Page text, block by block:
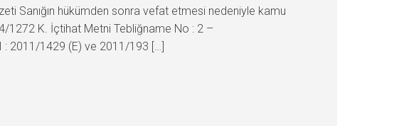
Sanığın hükümden sonra vefat etmesi nedeniyle kamu
K. İçtihat Metni Tebliğname No : 2 –
: 2011/1429 (E) ve 2011/193 […]